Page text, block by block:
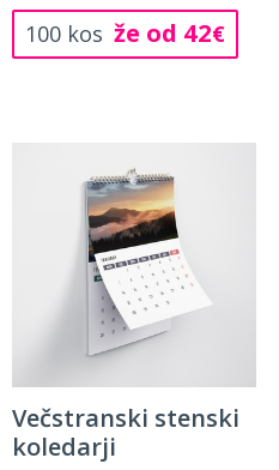
100 kos že od 42€
Večstranski stenski
koledarji